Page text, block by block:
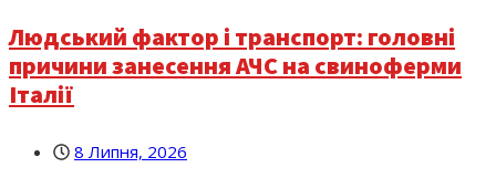
Людський фактор і транспорт: головні
причини занесення АЧС на свиноферми
Італії
8 Липня, 2026